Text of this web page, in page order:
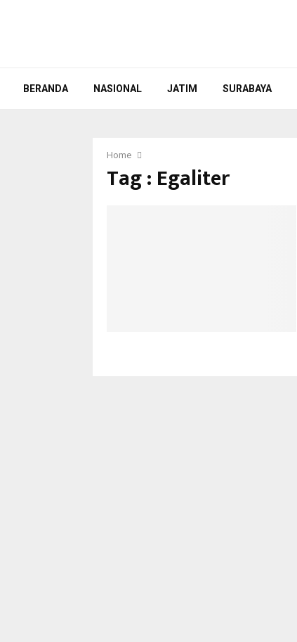
BERANDA NASIONAL JATIM SURABAYA
Home
Tag : Egaliter